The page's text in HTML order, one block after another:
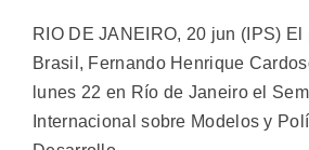
RIO DE JANEIRO, 20 jun (IPS) El
Brasil, Fernando Henrique
lunes 22 en Río de Janeiro el
Internacional sobre Modelos y